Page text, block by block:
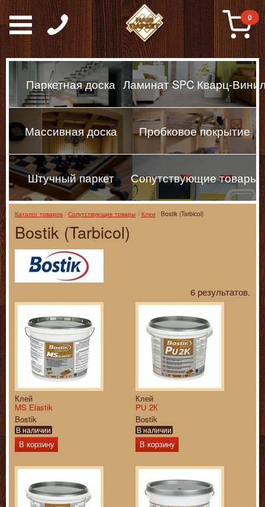
Паркет, Штучный
0
Паркетная доска Ламинат SPC Кварц-
Массивная доска Пробковое покрытие
Штучный паркет Сопутствующие товары
Каталог товаров Сопутствующие товары Клеи Bostik (Tarbicol)
Bostik (Tarbicol)
6 результатов.
Клей
MS Elastik
Bostik
В наличии
В корзину
Клей
PU 2К
Bostik
В наличии
В корзину